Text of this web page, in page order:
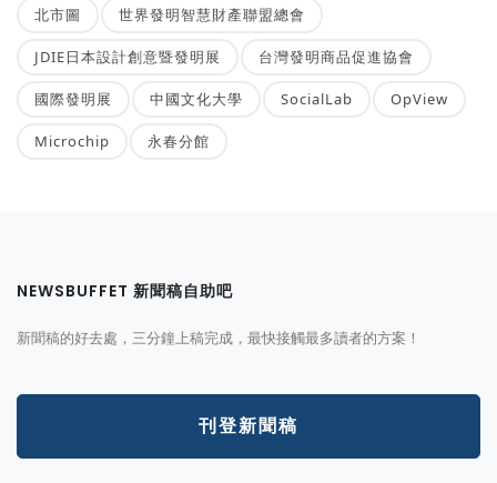
北市圖 世界發明智慧財產聯盟總會
JDIE日本設計創意暨發明展 台灣發明商品促進協會
國際發明展 中國文化大學 SocialLab OpView
Microchip 永春分館
NEWSBUFFET 新聞稿自助吧
新聞稿的好去處，三分鐘上稿完成，最快接觸最多讀者的方案！
刊登新聞稿